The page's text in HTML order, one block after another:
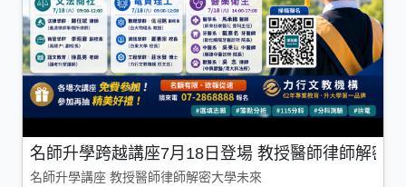
名師升學跨越講座7月18日登場 教授醫師律師解密
名師升學講座 教授醫師律師解密大學未來